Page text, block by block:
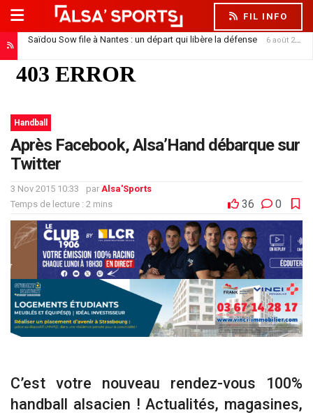
FIL INFO
Saïdou Sow file à Nantes : un départ qui libère la défense 6 août 2026
Handball
Après Facebook, Alsa’Hand débarque sur
Twitter
3 Nov 2015 10:33 par Alsa'Sports
Temps de lecture : 2 mins
36 0
C’est votre nouveau rendez-vous 100%
handball alsacien ! Actualités, magasines,